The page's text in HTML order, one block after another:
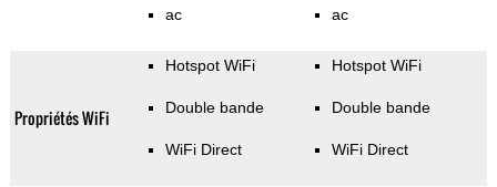
ac ac
Propriétés WiFi
Hotspot WiFi
Double bande
WiFi Direct
Hotspot WiFi
Double bande
WiFi Direct